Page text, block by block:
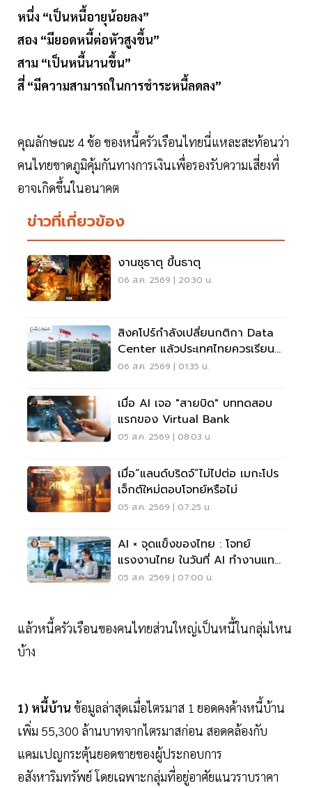
หนึ่ง “เป็นหนี้อายุน้อยลง”
สอง “มียอดหนี้ต่อหัวสูงขึ้น”
สาม “เป็นหนี้นานขึ้น”
สี่ “มีความสามารถในการชำระหนี้ลดลง”
คุณลักษณะ 4 ข้อ ของหนี้ครัวเรือนไทยนี่แหละสะท้อนว่า
คนไทยขาดภูมิคุ้มกันทางการเงินเพื่อรองรับความเสี่ยงที่
อาจเกิดขึ้นในอนาคต
ข่าวที่เกี่ยวข้อง
งานชุธาตุ ขึ้นธาตุ
06 ส.ค. 2569 | 20:30 น.
สิงคโปร์กำลังเปลี่ยนกติกา Data
Center แล้วประเทศไทยควรเรียนรู้
อะไร?
06 ส.ค. 2569 | 01:35 น.
เมื่อ AI เจอ "สายบิด" บททดสอบ
แรกของ Virtual Bank
05 ส.ค. 2569 | 08:03 น.
เมื่อ“แลนด์บริดจ์”ไม่ไปต่อ เมกะโปร
เจ็กต์ใหม่ตอบโจทย์หรือไม่
05 ส.ค. 2569 | 07:25 น.
AI × จุดแข็งของไทย : โจทย์
แรงงานไทย ในวันที่ AI ทำงานแทน
เราได้มากขึ้น
05 ส.ค. 2569 | 07:00 น.
แล้วหนี้ครัวเรือนของคนไทยส่วนใหญ่เป็นหนี้ในกลุ่มไหน
บ้าง
1) หนี้บ้าน ข้อมูลล่าสุดเมื่อไตรมาส 1 ยอดคงค้างหนี้บ้าน
เพิ่ม 55,300 ล้านบาทจากไตรมาสก่อน สอดคล้องกับ
แคมเปญกระตุ้นยอดขายของผู้ประกอบการ
อสังหาริมทรัพย์ โดยเฉพาะกลุ่มที่อยู่อาศัยแนวราบราคา